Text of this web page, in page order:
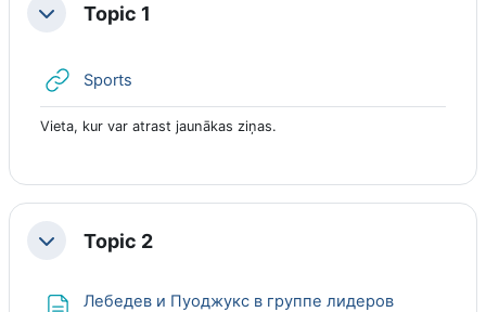
CollapseTopic 1
Sports
Vieta, kur var atrast jaunākas ziņas.
CollapseTopic 2
Лебедев и Пуоджукс в группе лидеров